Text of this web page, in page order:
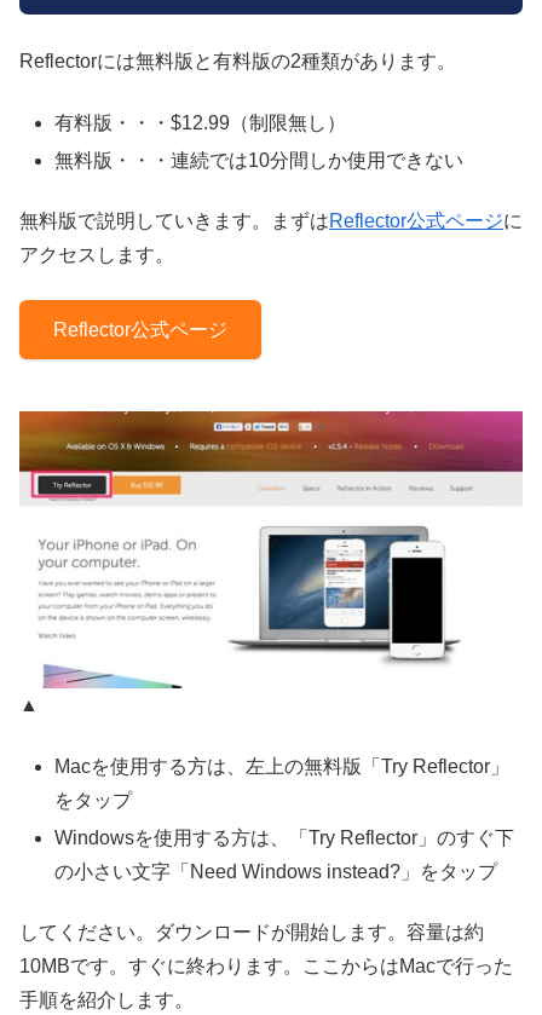
Reflectorには無料版と有料版の2種類があります。
有料版・・・$12.99（制限無し）
無料版・・・連続では10分間しか使用できない
無料版で説明していきます。まずはReflector公式ページに
アクセスします。
Reflector公式ページ
▲
Macを使用する方は、左上の無料版「Try Reflector」
をタップ
Windowsを使用する方は、「Try Reflector」のすぐ下
の小さい文字「Need Windows instead?」をタップ
してください。ダウンロードが開始します。容量は約
10MBです。すぐに終わります。ここからはMacで行った
手順を紹介します。